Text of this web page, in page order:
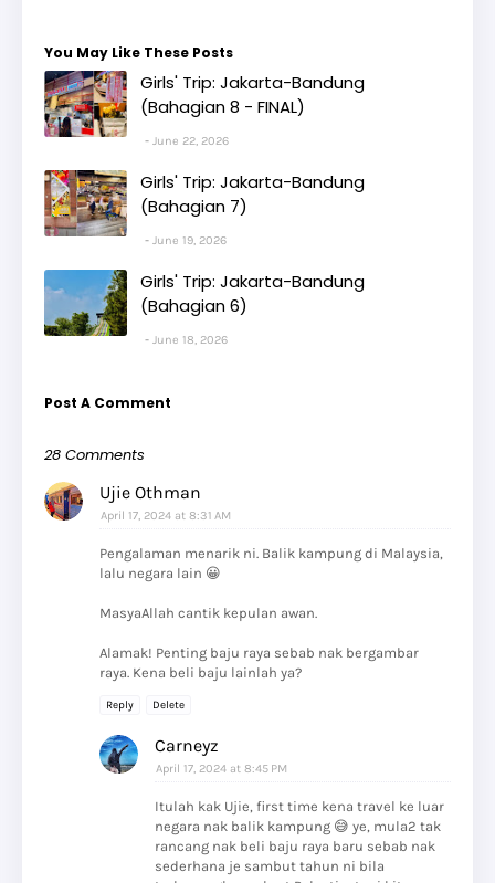
You May Like These Posts
Girls' Trip: Jakarta-Bandung
(Bahagian 8 - FINAL)
June 22, 2026
Girls' Trip: Jakarta-Bandung
(Bahagian 7)
June 19, 2026
Girls' Trip: Jakarta-Bandung
(Bahagian 6)
June 18, 2026
Post A Comment
28 Comments
Ujie Othman
April 17, 2024 at 8:31 AM
Pengalaman menarik ni. Balik kampung di Malaysia,
lalu negara lain 😀
MasyaAllah cantik kepulan awan.
Alamak! Penting baju raya sebab nak bergambar
raya. Kena beli baju lainlah ya?
Reply Delete
Carneyz
April 17, 2024 at 8:45 PM
Itulah kak Ujie, first time kena travel ke luar
negara nak balik kampung 😅 ye, mula2 tak
rancang nak beli baju raya baru sebab nak
sederhana je sambut tahun ni bila